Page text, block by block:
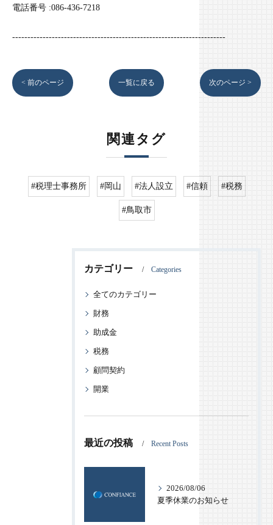
電話番号 :086-436-7218
----------------------------------------------------------------------
< 前のページ 一覧に戻る 次のページ >
関連タグ
#税理士事務所 #岡山 #法人設立 #信頼 #税務
#鳥取市
カテゴリー Categories
全てのカテゴリー
財務
助成金
税務
顧問契約
開業
最近の投稿 Recent Posts
2026/08/06
夏季休業のお知らせ